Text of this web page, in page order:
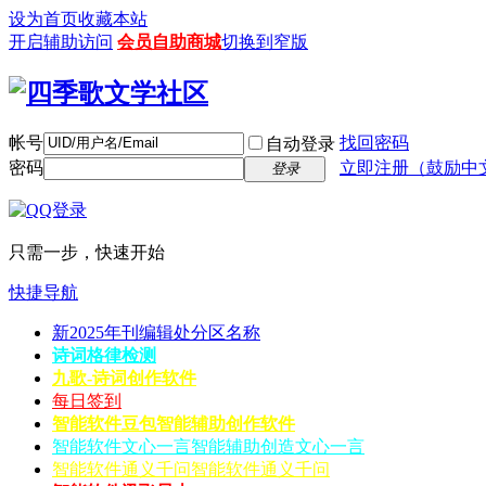
设为首页收藏本站
开启辅助访问 会员自助商城切换到窄版
帐号 自动登录 找回密码
密码
登录 立即注册（鼓励中
只需一步，快速开始
快捷导航
新2025年刊编辑处分区名称
诗词格律检测
九歌-诗词创作软件
每日签到
智能软件豆包智能辅助创作软件
智能软件文心一言智能辅助创造文心一言
智能软件通义千问智能软件通义千问